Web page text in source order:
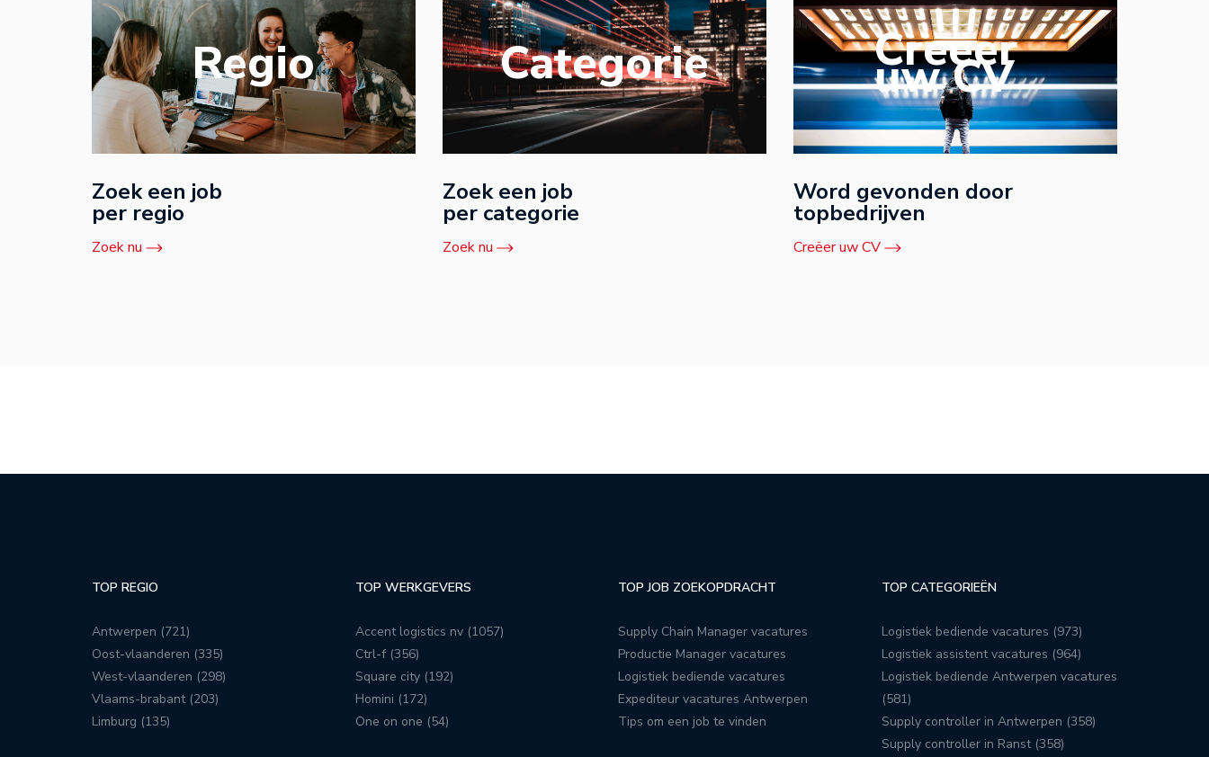
Regio
Zoek een job
per regio
Zoek nu
Categorie
Zoek een job
per categorie
Zoek nu
Creëer
uw CV
Word gevonden door
topbedrijven
Creëer uw CV
TOP REGIO
Antwerpen (721)
Oost-vlaanderen (335)
West-vlaanderen (298)
Vlaams-brabant (203)
Limburg (135)
TOP WERKGEVERS
Accent logistics nv (1057)
Ctrl-f (356)
Square city (192)
Homini (172)
One on one (54)
TOP JOB ZOEKOPDRACHT
Supply Chain Manager vacatures
Productie Manager vacatures
Logistiek bediende vacatures
Expediteur vacatures Antwerpen
Tips om een job te vinden
TOP CATEGORIEËN
Logistiek bediende vacatures (973)
Logistiek assistent vacatures (964)
Logistiek bediende Antwerpen vacatures
(581)
Supply controller in Antwerpen (358)
Supply controller in Ranst (358)